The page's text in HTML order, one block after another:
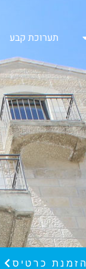
תערוכת קבע
הזמנת כרטיס